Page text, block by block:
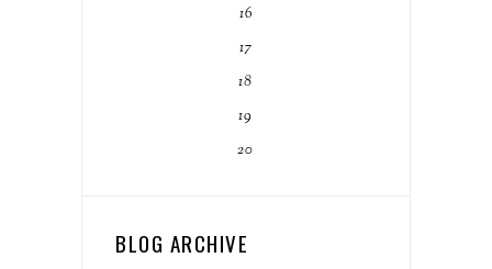
16
17
18
19
20
BLOG ARCHIVE